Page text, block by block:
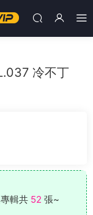
冷不丁
輯共 52 張~